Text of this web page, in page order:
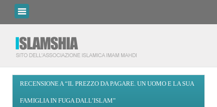
RECENSIONE A “IL PREZZO DA PAGARE. UN UOMO E LA SUA
FAMIGLIA IN FUGA DALL’ISLAM”